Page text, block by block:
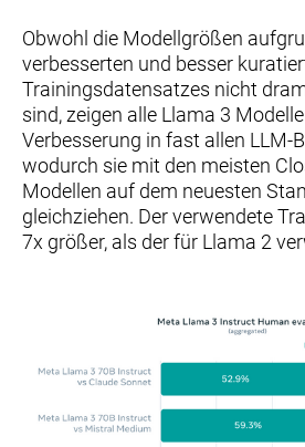
Obwohl die Modellgrößen
verbesserten und besser
Trainingsdatensatzes nicht
sind, zeigen alle Llama 3
Verbesserung in fast allen LLM-
wodurch sie mit den meisten
Modellen auf dem neuesten
gleichziehen. Der verwendete
7x größer, als der für Llama 2